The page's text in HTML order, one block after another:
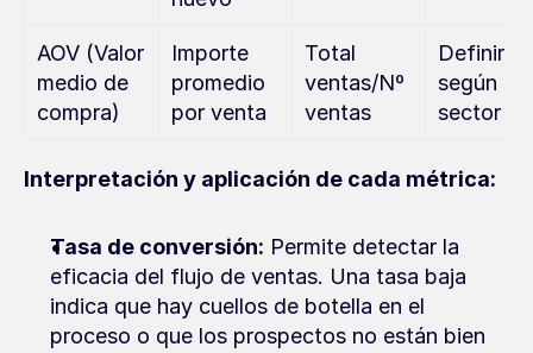
AOV (Valor
medio de
compra)
Importe
promedio
por venta
Total
ventas/Nº
ventas
Definir
según
sector
Interpretación y aplicación de cada métrica:
Tasa de conversión: Permite detectar la
eficacia del flujo de ventas. Una tasa baja
indica que hay cuellos de botella en el
proceso o que los prospectos no están bien